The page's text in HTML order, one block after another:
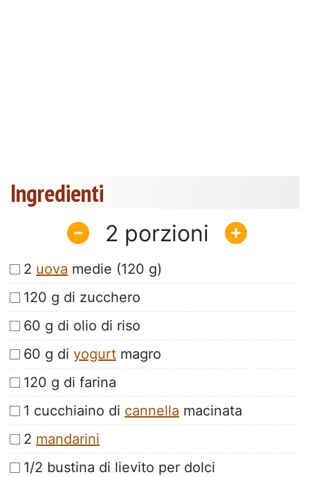
Ingredienti
2
2 uova medie (120 g)
120 g di zucchero
60 g di olio di riso
60 g di yogurt magro
120 g di farina
1 cucchiaino di cannella macinata
2 mandarini
1/2 bustina di lievito per dolci